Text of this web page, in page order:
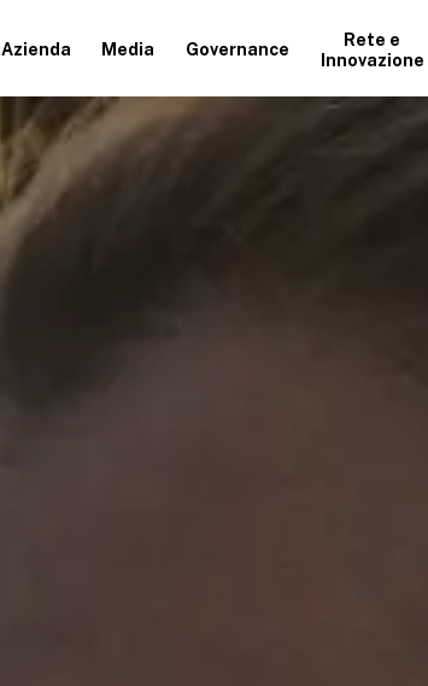
Azienda Media Governance
Rete e
Innovazione